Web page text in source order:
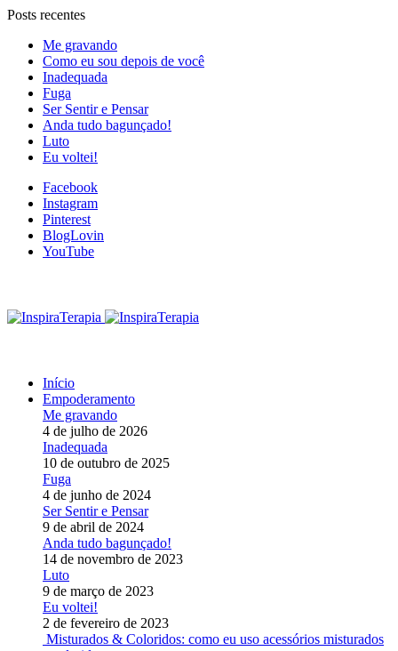
Posts recentes
Me gravando
Como eu sou depois de você
Inadequada
Fuga
Ser Sentir e Pensar
Anda tudo bagunçado!
Luto
Eu voltei!
Facebook
Instagram
Pinterest
BlogLovin
YouTube
Início
Empoderamento
Me gravando
4 de julho de 2026
Inadequada
10 de outubro de 2025
Fuga
4 de junho de 2024
Ser Sentir e Pensar
9 de abril de 2024
Anda tudo bagunçado!
14 de novembro de 2023
Luto
9 de março de 2023
Eu voltei!
2 de fevereiro de 2023
Misturados & Coloridos: como eu uso acessórios misturados